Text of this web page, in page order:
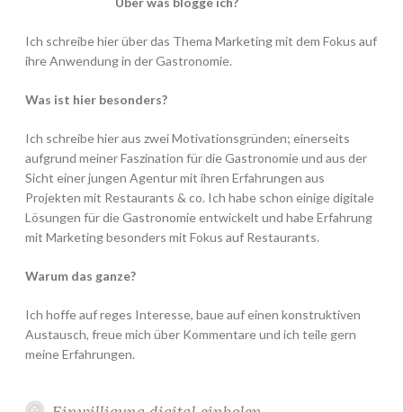
Ich schreibe hier über das Thema Marketing mit dem Fokus auf
ihre Anwendung in der Gastronomie.
Was ist hier besonders?
Ich schreibe hier aus zwei Motivationsgründen; einerseits
aufgrund meiner Faszination für die Gastronomie und aus der
Sicht einer jungen Agentur mit ihren Erfahrungen aus
Projekten mit Restaurants & co. Ich habe schon einige digitale
Lösungen für die Gastronomie entwickelt und habe Erfahrung
mit Marketing besonders mit Fokus auf Restaurants.
Warum das ganze?
Ich hoffe auf reges Interesse, baue auf einen konstruktiven
Austausch, freue mich über Kommentare und ich teile gern
meine Erfahrungen.